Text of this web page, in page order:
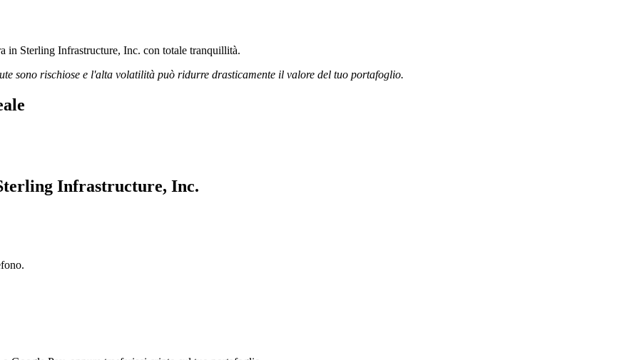
in Sterling Infrastructure, Inc. con totale tranquillità.
sono rischiose e l'alta volatilità può ridurre drasticamente il valore del tuo portafoglio.
Infrastructure, Inc.